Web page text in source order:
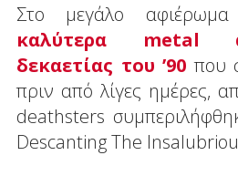
Στο μεγάλο
καλύτερα metal
δεκαετίας του ’90 που
πριν από λίγες ημέρες,
deathsters
Descanting Τhe